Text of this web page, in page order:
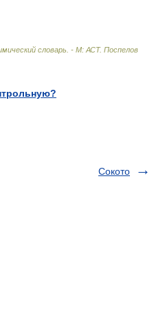
словарь. - М: АСТ. Поспелов
Сокото